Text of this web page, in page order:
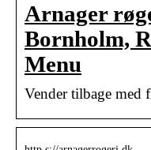
Arnager
Bornholm,
Menu
Vender tilbage med